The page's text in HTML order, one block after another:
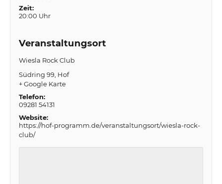
Zeit:
20:00 Uhr
Veranstaltungsort
Wiesla Rock Club
Südring 99 Hof
+ Google Karte
Telefon:
09281 54131
Website:
https://hof-programm.de/veranstaltungsort/wiesla-rock-
club/